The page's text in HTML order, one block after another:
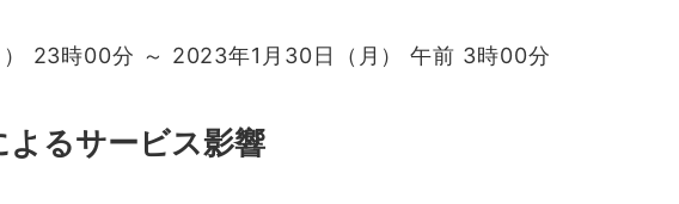
23時00分 ～ 2023年1月30日（月） 午前 3時00分
よるサービス影響